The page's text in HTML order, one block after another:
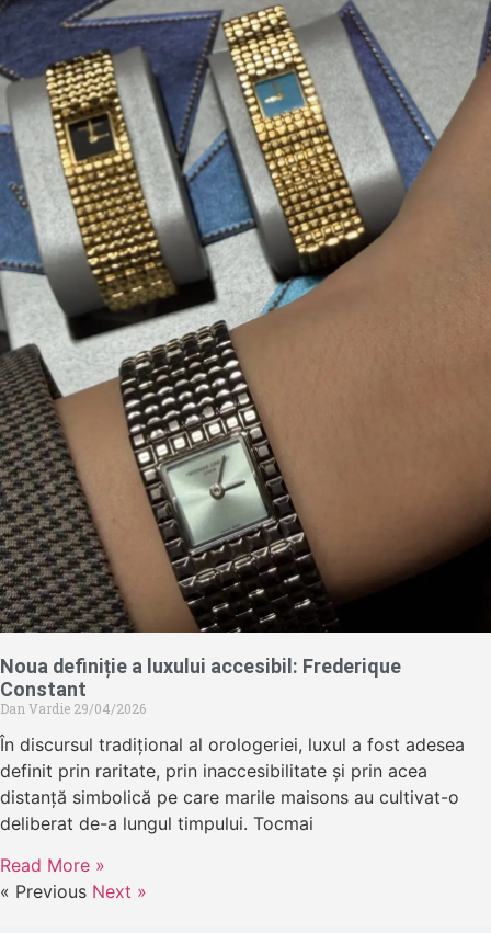
Noua definiție a luxului accesibil: Frederique
Constant
Dan Vardie 29/04/2026
În discursul tradițional al orologeriei, luxul a fost adesea
definit prin raritate, prin inaccesibilitate și prin acea
distanță simbolică pe care marile maisons au cultivat-o
deliberat de-a lungul timpului. Tocmai
Read More »
« Previous Next »